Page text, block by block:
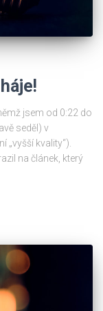
jsem od 0:22 do
seděl) v
„vyšší kvality“).
na článek, který